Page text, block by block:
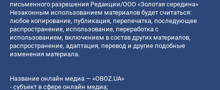
письменного разрешения Редакции/ООО «Золотая середина»
Незаконным использованием материалов будет считаться:
любое копирование, публикация, перепечатка, последующее
распространение, использование, переработка с
использованием, включением в состав других материалов,
распространение, адаптация, перевод и другие подобные
изменения материала.
Название онлайн медиа — «OBOZ.UA»
- субъект в сфере онлайн медиа;